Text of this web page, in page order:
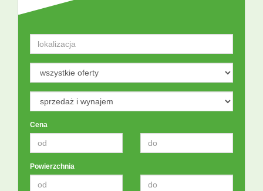
Cena
Powierzchnia